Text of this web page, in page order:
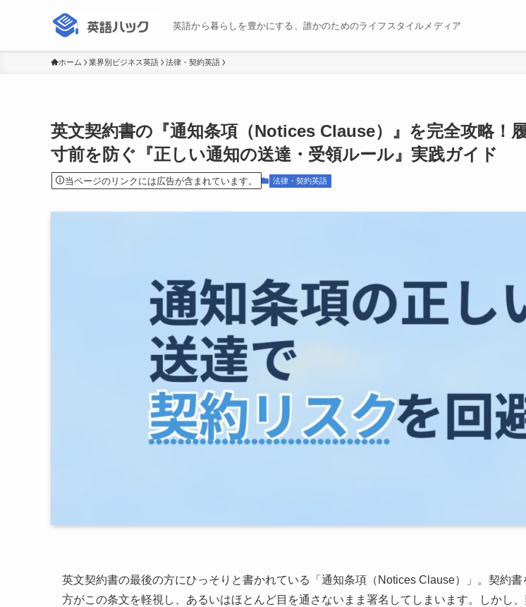
英語から暮らしを豊かにする、誰かのためのライフスタイルメディア
ホーム 業界別ビジネス英語 法律・契約英語
英文契約書の『通知条項（Notices Clause）』を完全攻略！
寸前を防ぐ『正しい通知の送達・受領ルール』実践ガイド
当ページのリンクには広告が含まれています。 法律・契約英語
英文契約書の最後の方にひっそりと書かれている「通知条項（Notices Clause）」。契約
方がこの条文を軽視し、あるいはほとんど目を通さないまま署名してしまいます。しかし